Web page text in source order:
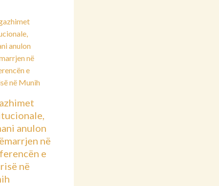
anulon
në
e
në